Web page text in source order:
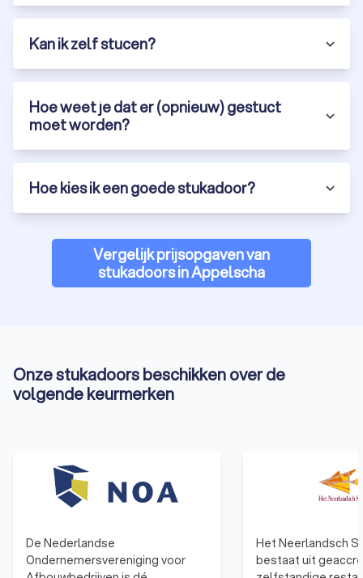
Kan ik zelf stucen?
Hoe weet je dat er (opnieuw) gestuct
moet worden?
Hoe kies ik een goede stukadoor?
Vergelijk prijsopgaven van
stukadoors in Appelscha
Onze stukadoors beschikken over de
volgende keurmerken
De Nederlandse
Ondernemersvereniging voor
Het Neerlandsch
bestaat uit